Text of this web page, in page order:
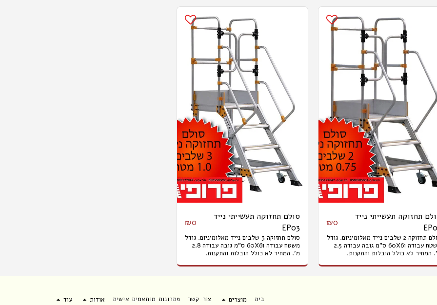
תחזוקה תעשייתי נייד
₪0
סולם תחזוקה 2 שלבים נייד מאלומיניום. גודל
משטח עבודה 60X61 ס"מ גובה עבודה 2.5
המחיר לא כולל הובלות והתקנות.
סולם תחזוקה תעשייתי נייד
EP03
₪0
סולם תחזוקה 3 שלבים נייד מאלומיניום. גודל
משטח עבודה 60X61 ס"מ גובה עבודה 2.8
מ'. המחיר לא כולל הובלות והתקנות.
בית מוצרים צור קשר פתרונות מותאמים אישית אודות עוד